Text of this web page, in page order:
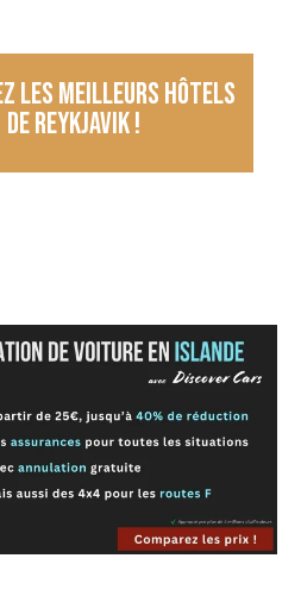
les meilleurs hôtels
de Reykjavik !